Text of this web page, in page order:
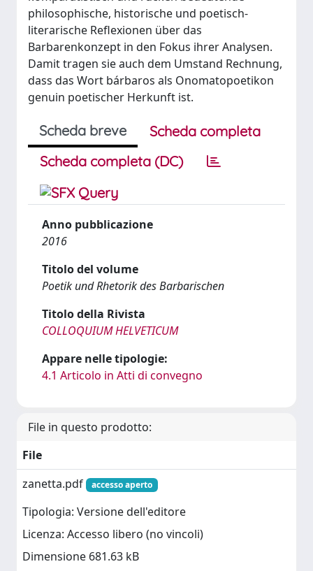
philosophische, historische und poetisch-
literarische Reflexionen über das
Barbarenkonzept in den Fokus ihrer Analysen.
Damit tragen sie auch dem Umstand Rechnung,
dass das Wort bárbaros als Onomato­poetikon
genuin poetischer Herkunft ist.
Scheda breve
Scheda completa
Scheda completa (DC)
Anno pubblicazione
2016
Titolo del volume
Poetik und Rhetorik des Barbarischen
Titolo della Rivista
COLLOQUIUM HELVETICUM
Appare nelle tipologie:
4.1 Articolo in Atti di convegno
File in questo prodotto:
File
zanetta.pdf
accesso aperto
Tipologia: Versione dell'editore
Licenza: Accesso libero (no vincoli)
Dimensione 681.63 kB